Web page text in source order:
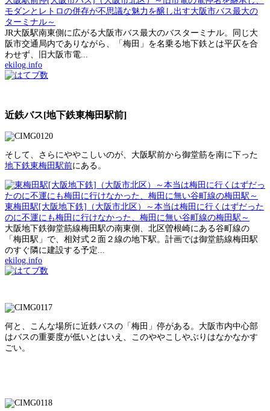
モダンとレトロの併存が不思議な魅力を醸し出す大阪市バス最大の
ターミナル～
JR大阪駅南東側に広がる大阪市バス最大のバスターミナル。同じ大
阪市交通局内でありながら、「梅田」を名乗る地下鉄とは平仄を合
わせず、旧大阪市電...
ekilog.info
近鉄バス[地下鉄東梅田駅前]
そして、さらにややこしいのが、大阪駅前から御堂筋を南に下った
地下鉄東梅田駅前にある。
東梅田駅[大阪地下鉄]（大阪市北区）～本当は梅田に行くはずだった
のに不運にも梅田に行けなかった、梅田に無い谷町線の梅田駅～
大阪地下鉄御堂筋線梅田駅の南東側、北区曽根崎にある谷町線の
「梅田駅」で、相対式２面２線の地下駅。計画では御堂筋線梅田駅
のすぐ隣に建設する予定...
ekilog.info
何と、こんな場所に近鉄バスの「梅田」停がある。大阪市内中心部
はバスの重要度が低いとはいえ、このややこしやぶりはなかなかす
ごい。